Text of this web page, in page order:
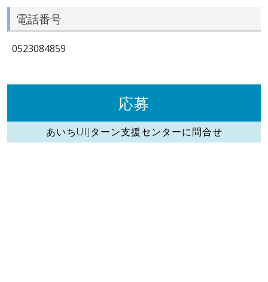
電話番号
0523084859
応募
あいちUIJターン支援センターに問合せ